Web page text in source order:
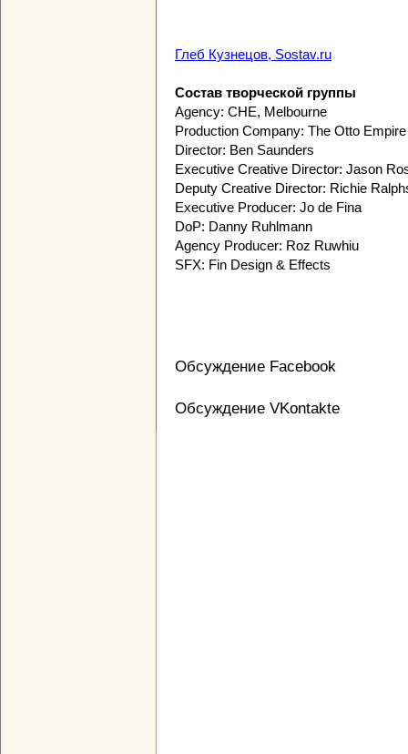
Глеб Кузнецов, Sostav.ru
Состав творческой группы
Agency: CHE, Melbourne
Production Company: The Otto Empire
Director: Ben Saunders
Executive Creative Director: Jason
Deputy Creative Director: Richie
Executive Producer: Jo de Fina
DoP: Danny Ruhlmann
Agency Producer: Roz Ruwhiu
SFX: Fin Design & Effects
Обсуждение Facebook
Обсуждение VKontakte